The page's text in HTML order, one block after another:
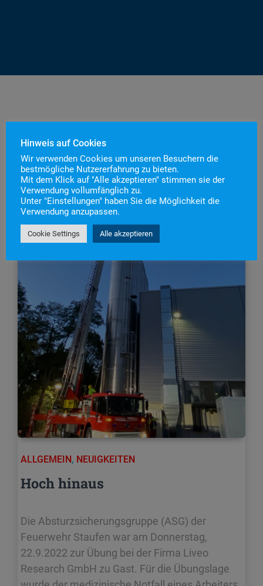
ALLGEMEIN, NEUIGKEITEN
Hoch hinaus
Die Absturzsicherungsgruppe (ASG) der
Feuerwehr Staufen war am Donnerstag,
22.9.2022 zur Übung bei der Firma Liveo
Research GmbH zu Gast. Für die Übungslage
Hinweis auf Cookies
Wir verwenden Cookies um unseren Besuchern die
bestmögliche Nutzererfahrung zu bieten.
Mit dem Klick auf "Alle akzeptieren" stimmen sie der
Verwendung vollumfänglich zu.
Unter "Einstellungen" haben Sie die Möglichkeit die
Verwendung anzupassen.
Cookie Settings Alle akzeptieren